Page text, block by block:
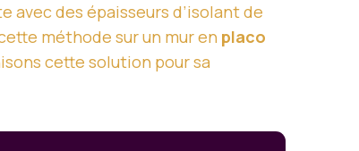
avec des épaisseurs d’isolant de
méthode sur un mur en placo
cette solution pour sa